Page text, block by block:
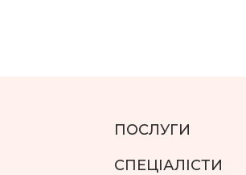
ПОСЛУГИ
СПЕЦIАЛICТИ